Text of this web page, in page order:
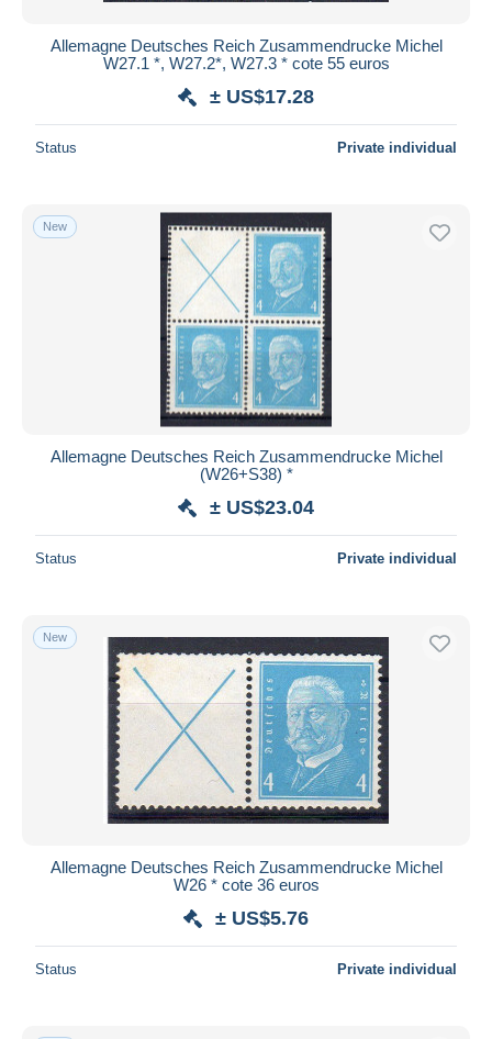
Allemagne Deutsches Reich Zusammendrucke Michel
W27.1 *, W27.2*, W27.3 * cote 55 euros
± US$17.28
Status Private individual
New
Allemagne Deutsches Reich Zusammendrucke Michel
(W26+S38) *
± US$23.04
Status Private individual
New
Allemagne Deutsches Reich Zusammendrucke Michel
W26 * cote 36 euros
± US$5.76
Status Private individual